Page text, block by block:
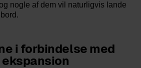
nogle af dem vil naturligvis lande
i forbindelse med